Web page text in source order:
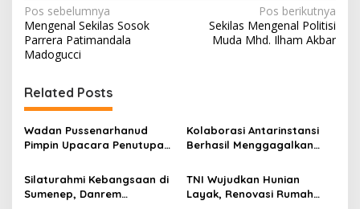
N
a
v
i
g
a
s
i
p
Pos sebelumnya
Mengenal Sekilas Sosok
Parrera Patimandala
Madogucci
Pos berikutnya
Sekilas Mengenal Politisi
Muda Mhd. Ilham Akbar
Related Posts
Wadan Pussenarhanud
Pimpin Upacara Penutupan
KDKMP Tahun 2026 di
Pusdikarhanud
Kolaborasi Antarinstansi
Berhasil Menggagalkan
3,4 Ton Merkuri Cair
Silaturahmi Kebangsaan di
Sumenep, Danrem
TNI Wujudkan Hunian
Layak, Renovasi Rumah